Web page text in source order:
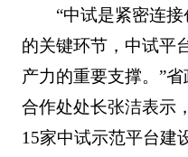
“中试是紧密连
的关键环节，中试平
产力的重要支撑。”
合作处处长张洁表示
15家中试示范平台建